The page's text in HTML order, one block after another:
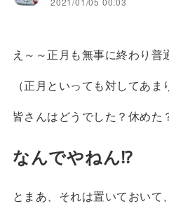
え～～正月も無事に終わり普
（正月といっても対してあ
皆さんはどうでした？休めた
なんでやねん⁉
とまあ、それは置いておいて、